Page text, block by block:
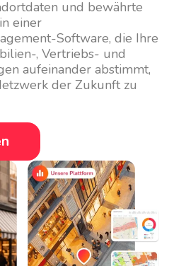
und bewährte
einer
Software, die Ihre
, Vertriebs- und
aufeinander abstimmt,
der Zukunft zu